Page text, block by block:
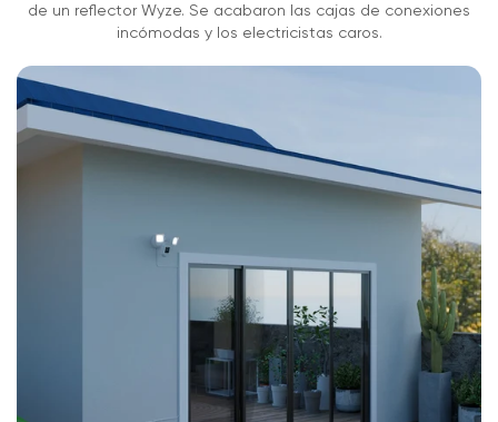
de un reflector Wyze. Se acabaron las cajas de conexiones
incómodas y los electricistas caros.